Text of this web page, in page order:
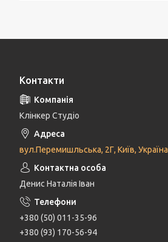
Контакти
Клінкер Студіо
вул.Перемишльська, 2Г, Київ, Україна
Денис Наталія Іван
+380 (50) 011-35-96
+380 (93) 170-56-94